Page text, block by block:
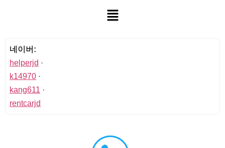
네이버:
helperjd ·
k14970 ·
kang611 ·
rentcarjd